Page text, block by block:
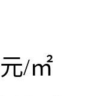
元/㎡